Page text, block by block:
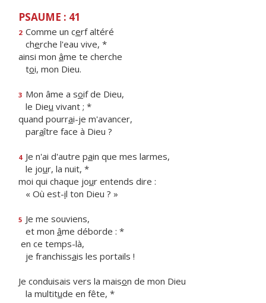
PSAUME : 41
2 Comme un cerf altéré
cherche l'eau vive, *
ainsi mon âme te cherche
toi, mon Dieu.
3 Mon âme a soif de Dieu,
le Dieu vivant ; *
quand pourrai-je m'avancer,
paraître face à Dieu ?
4 Je n'ai d'autre pain que mes larmes,
le jour, la nuit, *
moi qui chaque jour entends dire :
« Où est-il ton Dieu ? »
5 Je me souviens,
et mon âme déborde : *
en ce temps-là,
je franchissais les portails !
Je conduisais vers la maison de mon Dieu
la multitude en fête, *